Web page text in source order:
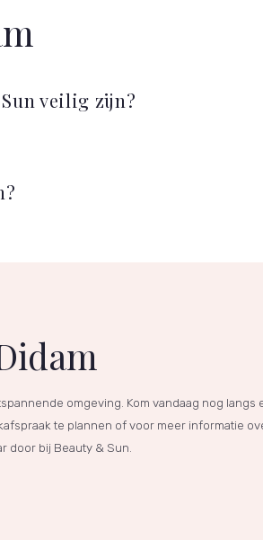
veilig zijn?
omgeving. Kom vandaag nog langs
te plannen of voor meer informatie
door bij Beauty & Sun.